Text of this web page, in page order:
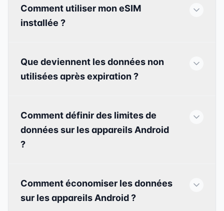
Comment utiliser mon eSIM
installée ?
Que deviennent les données non
utilisées après expiration ?
Comment définir des limites de
données sur les appareils Android
?
Comment économiser les données
sur les appareils Android ?